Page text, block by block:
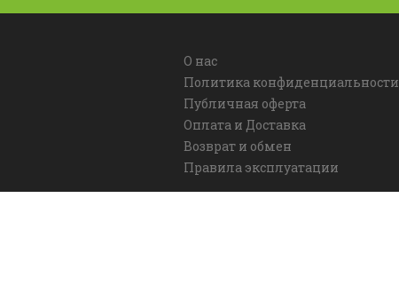
О нас
Политика конфиденциальности
Публичная оферта
Оплата и Доставка
Возврат и обмен
Правила эксплуатации